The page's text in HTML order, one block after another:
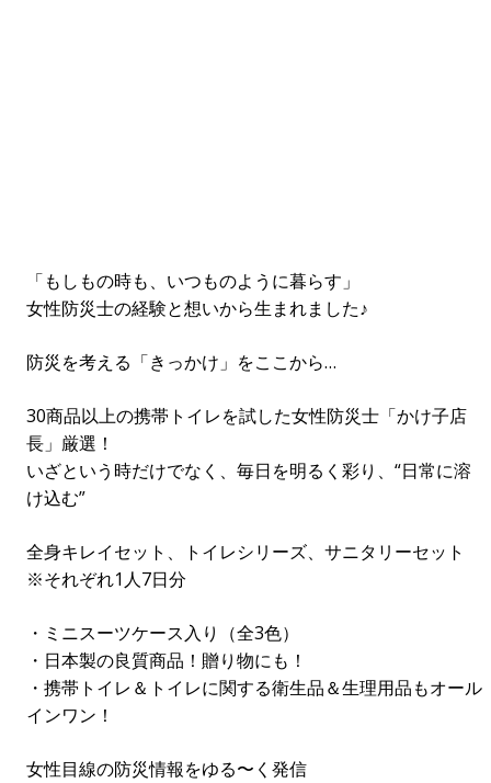
「もしもの​時も、​いつものように​暮らす」
女性防災士の経験と想いから生まれました♪
防災を考える「きっかけ」をここから…
30商品以上の携帯トイレを試した女性防災士「かけ子店
長」厳選！
いざという時だけでなく、毎日を明るく彩り、“日常に溶
け込む”
全身キレイセット、トイレシリーズ、サニタリーセット
※それぞれ1人7日分
・ミニスーツケース入り（全3色）
・日本製の​良質商品！贈り物にも！
・携帯トイレ＆トイレに関する衛生品＆生理用品もオール
インワン！
女性目線の防災情報をゆる〜く発信